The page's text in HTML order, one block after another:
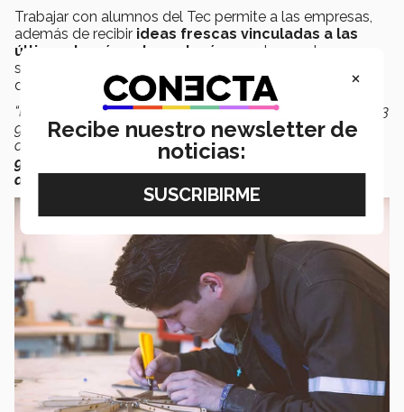
Trabajar con alumnos del Tec permite a las empresas,
además de recibir ideas frescas vinculadas a las
últimas teorías y tecnologías,
contar con la
sensibilidad de una nueva generación de colaboradores
que llegaría a ellas en un plazo no mayor a 5 años.
“Lo que estamos viendo dentro de las corporaciones son 3
generaciones bastante diferentes pero que están
conviviendo;
es un tema de entender a esa nueva
generación, participar en su formación y juntos ir
desarrollándolos
×
Recibe nuestro newsletter de
noticias: